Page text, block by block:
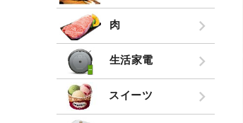
肉
生活家電
スイーツ